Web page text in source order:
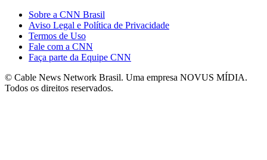
Sobre a CNN Brasil
Aviso Legal e Política de Privacidade
Termos de Uso
Fale com a CNN
Faça parte da Equipe CNN
© Cable News Network Brasil. Uma empresa NOVUS MÍDIA.
Todos os direitos reservados.